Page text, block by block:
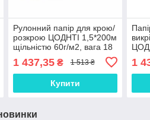
Рулонний папір для крою/
розкрою ЦОДНТІ 1,5*200м
щільністю 60г/м2, вага 18
кг (PС/К-1,5/200-60/18-8)
1 437,35₴ 1 513 ₴
Купити
кг
1